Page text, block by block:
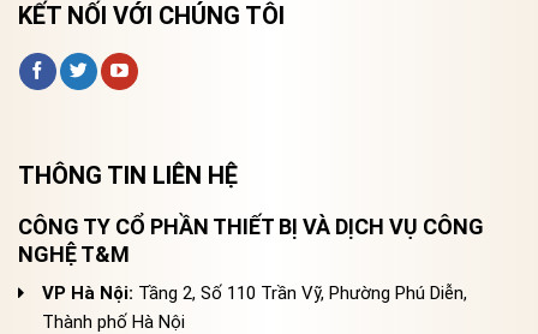
KẾT NỐI VỚI CHÚNG TÔI
THÔNG TIN LIÊN HỆ
CÔNG TY CỔ PHẦN THIẾT BỊ VÀ DỊCH VỤ CÔNG
NGHỆ T&M
VP Hà Nội: Tầng 2, Số 110 Trần Vỹ, Phường Phú Diễn,
Thành phố Hà Nội